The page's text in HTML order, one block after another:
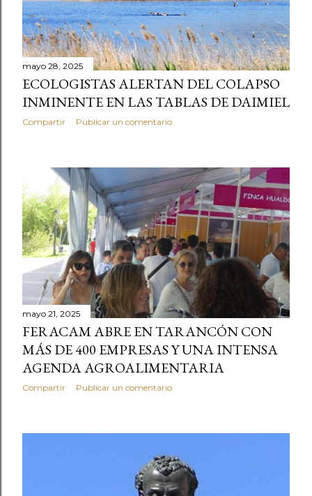
mayo 28, 2025
ECOLOGISTAS ALERTAN DEL COLAPSO
INMINENTE EN LAS TABLAS DE DAIMIEL
Compartir Publicar un comentario
mayo 21, 2025
FERACAM ABRE EN TARANCÓN CON
MÁS DE 400 EMPRESAS Y UNA INTENSA
AGENDA AGROALIMENTARIA
Compartir Publicar un comentario